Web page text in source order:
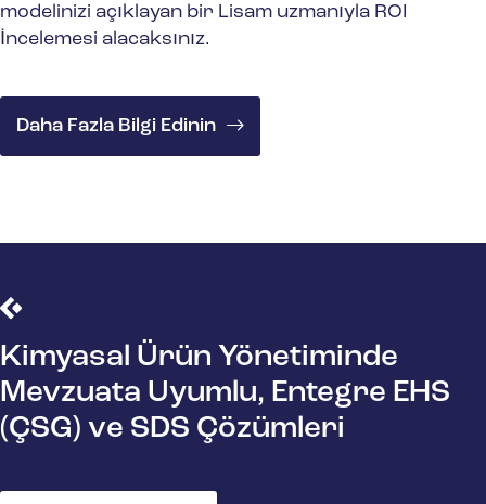
modelinizi açıklayan bir Lisam uzmanıyla ROI
İncelemesi alacaksınız.
Daha Fazla Bilgi Edinin
Kimyasal Ürün Yönetiminde
Mevzuata Uyumlu, Entegre EHS
(ÇSG) ve SDS Çözümleri